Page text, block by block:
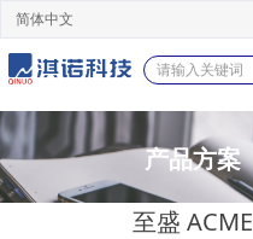
简体中文
产品方案
至盛 ACME